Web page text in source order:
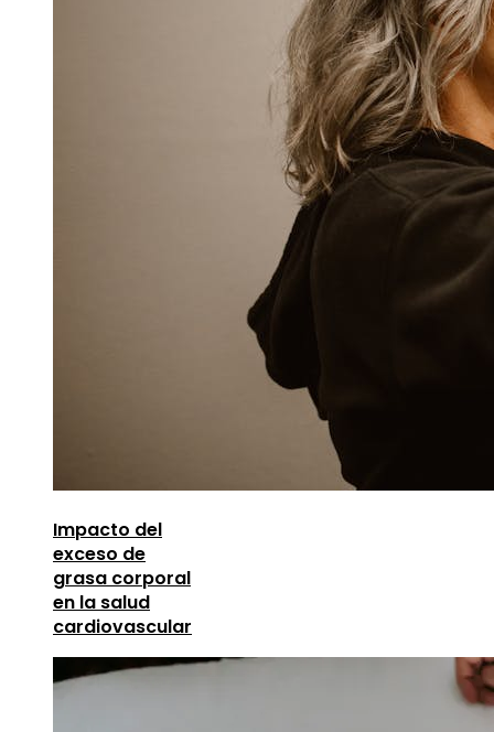
Impacto del
exceso de
grasa corporal
en la salud
cardiovascular